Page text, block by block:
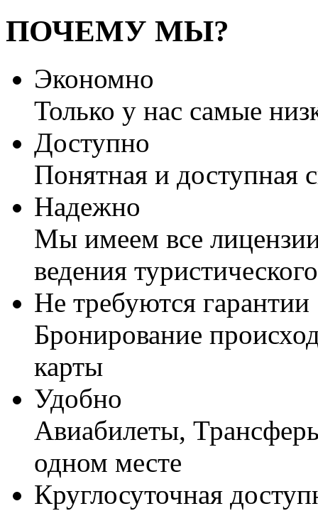
ПОЧЕМУ МЫ?
Экономно
Только у нас самые
Доступно
Понятная и доступная
Надежно
Мы имеем все
ведения
Не требуются гарантии
Бронирование
карты
Удобно
Авиабилеты,
одном месте
Круглосуточная